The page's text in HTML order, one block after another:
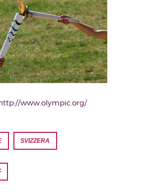
www.olympic.org/
SVIZZERA